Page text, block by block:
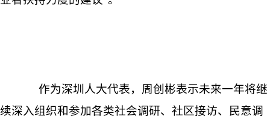
作为深圳人大代表，周创彬表示未来一年将继
续深入组织和参加各类社会调研、社区接访、民意调